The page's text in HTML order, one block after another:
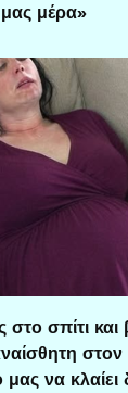
μας μέρα»
στο σπίτι και
μας να κλαίει